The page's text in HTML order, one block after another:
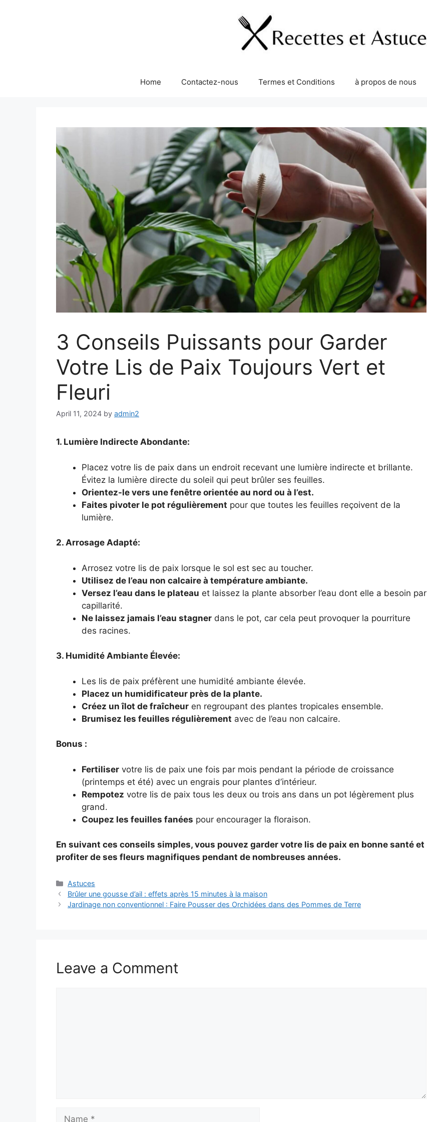
Home Contactez-nous Termes et Conditions à propos de nous
3 Conseils Puissants pour Garder
Votre Lis de Paix Toujours Vert et
Fleuri
April 11, 2024 by admin2
1. Lumière Indirecte Abondante:
Placez votre lis de paix dans un endroit recevant une lumière indirecte et brillante.
Évitez la lumière directe du soleil qui peut brûler ses feuilles.
Orientez-le vers une fenêtre orientée au nord ou à l’est.
Faites pivoter le pot régulièrement pour que toutes les feuilles reçoivent de la
lumière.
2. Arrosage Adapté:
Arrosez votre lis de paix lorsque le sol est sec au toucher.
Utilisez de l’eau non calcaire à température ambiante.
Versez l’eau dans le plateau et laissez la plante absorber l’eau dont elle a besoin par
capillarité.
Ne laissez jamais l’eau stagner dans le pot, car cela peut provoquer la pourriture
des racines.
3. Humidité Ambiante Élevée:
Les lis de paix préfèrent une humidité ambiante élevée.
Placez un humidificateur près de la plante.
Créez un îlot de fraîcheur en regroupant des plantes tropicales ensemble.
Brumisez les feuilles régulièrement avec de l’eau non calcaire.
Bonus :
Fertiliser votre lis de paix une fois par mois pendant la période de croissance
(printemps et été) avec un engrais pour plantes d’intérieur.
Rempotez votre lis de paix tous les deux ou trois ans dans un pot légèrement plus
grand.
Coupez les feuilles fanées pour encourager la floraison.
En suivant ces conseils simples, vous pouvez garder votre lis de paix en bonne santé et
profiter de ses fleurs magnifiques pendant de nombreuses années.
Categories
Astuces
Brûler une gousse d’ail : effets après 15 minutes à la maison
Jardinage non conventionnel : Faire Pousser des Orchidées dans des Pommes de Terre
Leave a Comment